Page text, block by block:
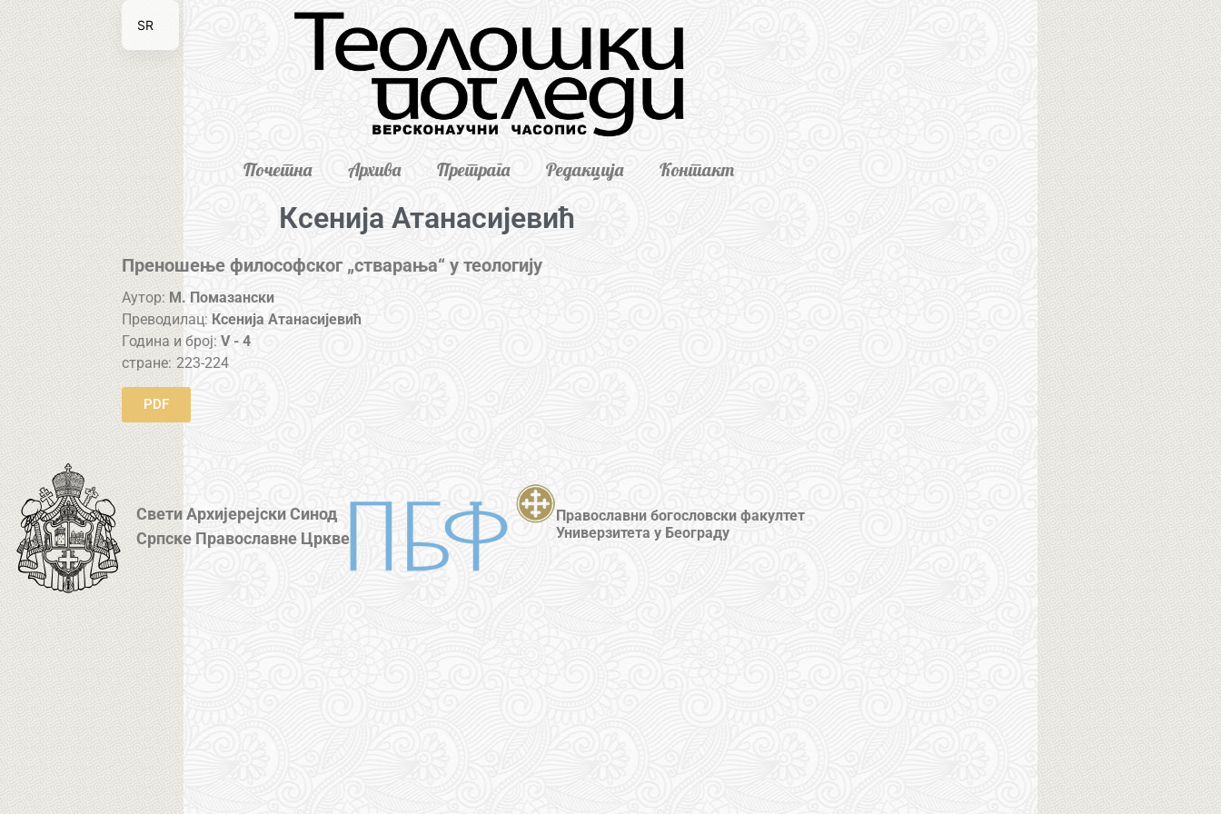
Почетна Архива Претрага Редакција Контакт
Ксенија Атанасијевић
Преношење философског „стварања“ у теологију
Аутор: М. Помазански
Преводилац: Ксенија Атанасијевић
Година и број:V - 4
стране: 223-224
PDF
Свети Архијерејски Синод
Српске Православне Цркве
Православни богословски факултет
Универзитета у Београду
SR
EN